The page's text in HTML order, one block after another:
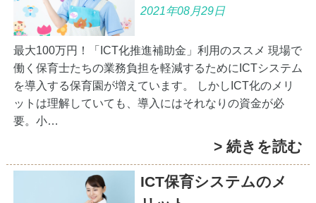
2021年08月29日
最大100万円！「ICT化推進補助金」利用のススメ 現場で
働く保育士たちの業務負担を軽減するためにICTシステム
を導入する保育園が増えています。 しかしICT化のメリ
ットは理解していても、導入にはそれなりの資金が必
要。小…
> 続きを読む
ICT保育システムのメ